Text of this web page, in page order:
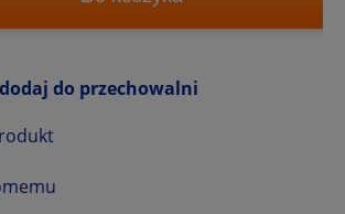
dodaj do przechowalni